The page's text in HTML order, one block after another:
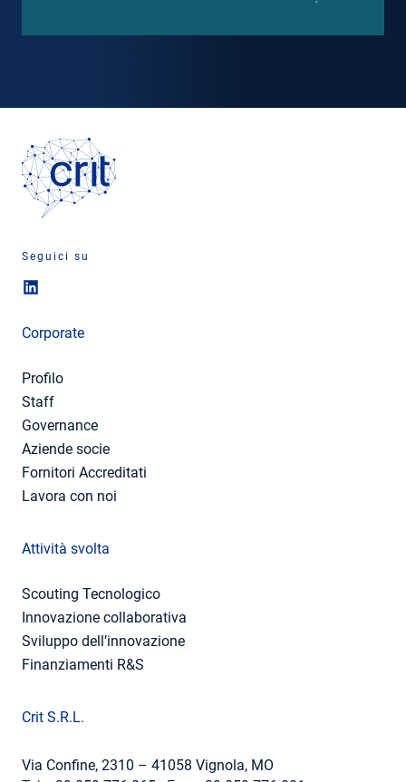
Seguici su
Corporate
Profilo
Staff
Governance
Aziende socie
Fornitori Accreditati
Lavora con noi
Attività svolta
Scouting Tecnologico
Innovazione collaborativa
Sviluppo dell’innovazione
Finanziamenti R&S
Crit S.R.L.
Via Confine, 2310 – 41058 Vignola, MO